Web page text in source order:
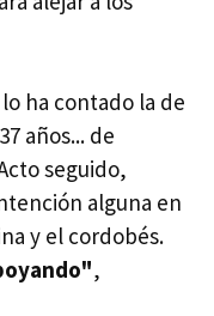
ha contado la de
años... de
seguido,
alguna en
y el cordobés.
,